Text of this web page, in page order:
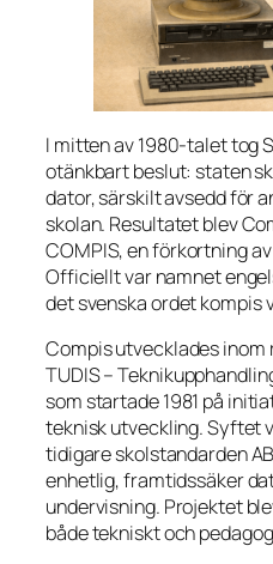
I mitten av 1980-talet tog
otänkbart beslut: staten
dator, särskilt avsedd för
skolan. Resultatet blev
COMPIS, en förkortning
Officiellt var namnet
det svenska ordetkompis
Compis utvecklades
TUDIS –
som startade 1981 på
teknisk utveckling. Syftet
tidigare skolstandarden
enhetlig, framtidssäker
undervisning. Projektet
både tekniskt och